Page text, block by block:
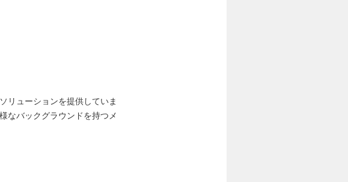
リューションを提供していま
なバックグラウンドを持つメ